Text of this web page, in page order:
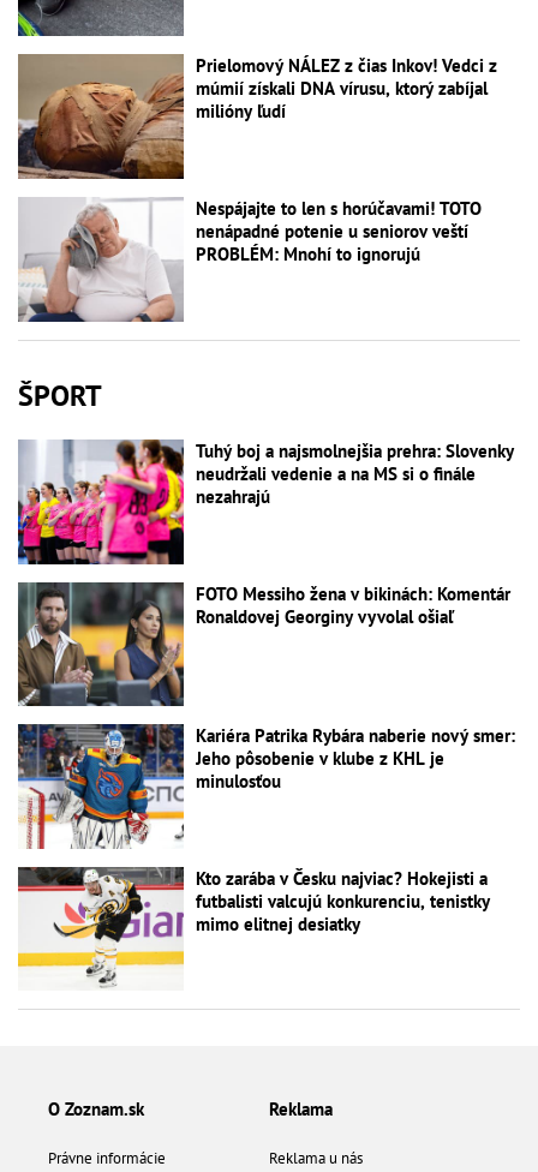
Prielomový NÁLEZ z čias Inkov! Vedci z
múmií získali DNA vírusu, ktorý zabíjal
milióny ľudí
Nespájajte to len s horúčavami! TOTO
nenápadné potenie u seniorov veští
PROBLÉM: Mnohí to ignorujú
ŠPORT
Tuhý boj a najsmolnejšia prehra: Slovenky
neudržali vedenie a na MS si o finále
nezahrajú
FOTO Messiho žena v bikinách: Komentár
Ronaldovej Georginy vyvolal ošiaľ
Kariéra Patrika Rybára naberie nový smer:
Jeho pôsobenie v klube z KHL je
minulosťou
Kto zarába v Česku najviac? Hokejisti a
futbalisti valcujú konkurenciu, tenistky
mimo elitnej desiatky
O Zoznam.sk
Právne informácie
Reklama
Reklama u nás